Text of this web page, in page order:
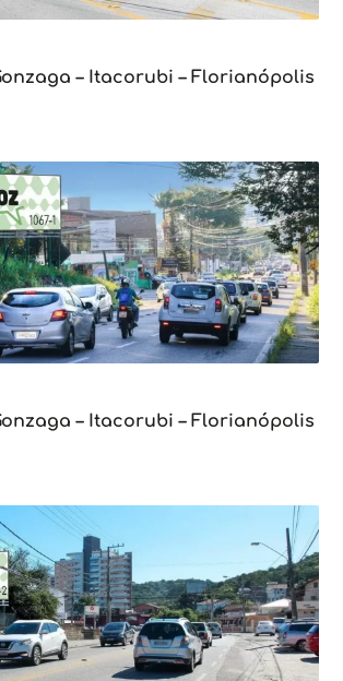
– Itacorubi – Florianópolis
– Itacorubi – Florianópolis